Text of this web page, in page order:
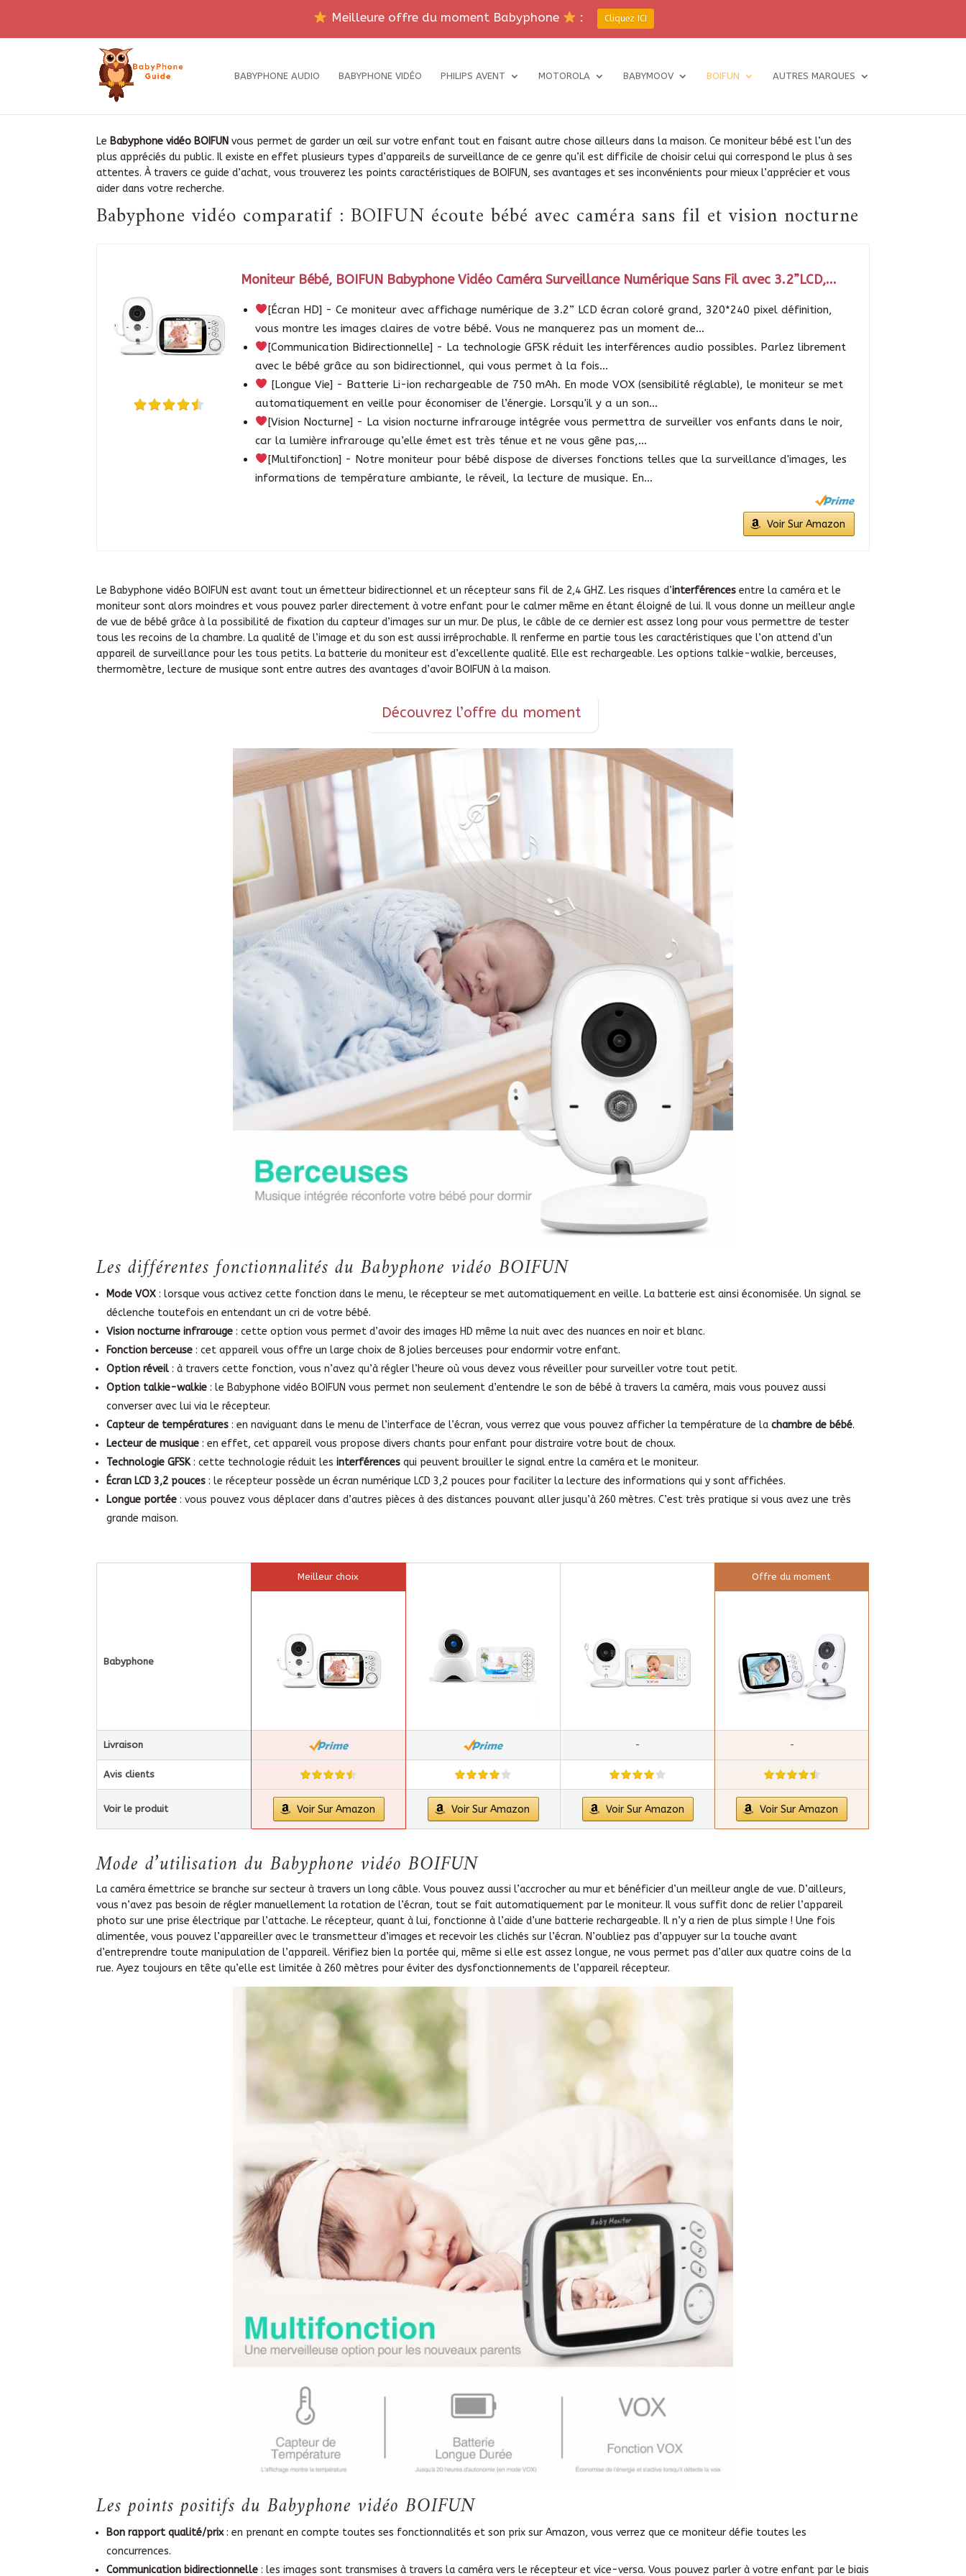
BABYPHONE AUDIO BABYPHONE VIDÉO PHILIPS AVENT MOTOROLA BABYMOOV BOIFUN AUTRES MARQUES
Le Babyphone vidéo BOIFUN vous permet de garder un œil sur votre enfant tout en faisant autre chose ailleurs dans la maison. Ce moniteur bébé est l’un des
plus appréciés du public. Il existe en effet plusieurs types d’appareils de surveillance de ce genre qu’il est difficile de choisir celui qui correspond le plus à ses
attentes. À travers ce guide d’achat, vous trouverez les points caractéristiques de BOIFUN, ses avantages et ses inconvénients pour mieux l’apprécier et vous
aider dans votre recherche.
Babyphone vidéo comparatif : BOIFUN écoute bébé avec caméra sans fil et vision nocturne
Moniteur Bébé, BOIFUN Babyphone Vidéo Caméra Surveillance Numérique Sans Fil avec 3.2”LCD,...
[Écran HD] - Ce moniteur avec affichage numérique de 3.2” LCD écran coloré grand, 320*240 pixel définition,
vous montre les images claires de votre bébé. Vous ne manquerez pas un moment de...
[Communication Bidirectionnelle] - La technologie GFSK réduit les interférences audio possibles. Parlez librement
avec le bébé grâce au son bidirectionnel, qui vous permet à la fois...
[Longue Vie] - Batterie Li-ion rechargeable de 750 mAh. En mode VOX (sensibilité réglable), le moniteur se met
automatiquement en veille pour économiser de l’énergie. Lorsqu'il y a un son...
[Vision Nocturne] - La vision nocturne infrarouge intégrée vous permettra de surveiller vos enfants dans le noir,
car la lumière infrarouge qu’elle émet est très ténue et ne vous gêne pas,...
[Multifonction] - Notre moniteur pour bébé dispose de diverses fonctions telles que la surveillance d'images, les
informations de température ambiante, le réveil, la lecture de musique. En...
Voir Sur Amazon
Le Babyphone vidéo BOIFUN est avant tout un émetteur bidirectionnel et un récepteur sans fil de 2,4 GHZ. Les risques d’interférences entre la caméra et le
moniteur sont alors moindres et vous pouvez parler directement à votre enfant pour le calmer même en étant éloigné de lui. Il vous donne un meilleur angle
de vue de bébé grâce à la possibilité de fixation du capteur d’images sur un mur. De plus, le câble de ce dernier est assez long pour vous permettre de tester
tous les recoins de la chambre. La qualité de l’image et du son est aussi irréprochable. Il renferme en partie tous les caractéristiques que l’on attend d’un
appareil de surveillance pour les tous petits. La batterie du moniteur est d’excellente qualité. Elle est rechargeable. Les options talkie-walkie, berceuses,
thermomètre, lecture de musique sont entre autres des avantages d’avoir BOIFUN à la maison.
Découvrez l’offre du moment
Les différentes fonctionnalités du Babyphone vidéo BOIFUN
Mode VOX : lorsque vous activez cette fonction dans le menu, le récepteur se met automatiquement en veille. La batterie est ainsi économisée. Un signal se
déclenche toutefois en entendant un cri de votre bébé.
Vision nocturne infrarouge : cette option vous permet d’avoir des images HD même la nuit avec des nuances en noir et blanc.
Fonction berceuse : cet appareil vous offre un large choix de 8 jolies berceuses pour endormir votre enfant.
Option réveil : à travers cette fonction, vous n’avez qu’à régler l’heure où vous devez vous réveiller pour surveiller votre tout petit.
Option talkie-walkie : le Babyphone vidéo BOIFUN vous permet non seulement d’entendre le son de bébé à travers la caméra, mais vous pouvez aussi
converser avec lui via le récepteur.
Capteur de températures : en naviguant dans le menu de l’interface de l’écran, vous verrez que vous pouvez afficher la température de lachambre de bébé.
Lecteur de musique : en effet, cet appareil vous propose divers chants pour enfant pour distraire votre bout de choux.
Technologie GFSK: cette technologie réduit lesinterférences qui peuvent brouiller le signal entre la caméra et le moniteur.
Écran LCD 3,2 pouces : le récepteur possède un écran numérique LCD 3,2 pouces pour faciliter la lecture des informations qui y sont affichées.
Longue portée: vous pouvez vous déplacer dans d’autres pièces à des distances pouvant aller jusqu’à 260 mètres. C’est très pratique si vous avez une très
grande maison.
Babyphone
Meilleur choix Offre du moment
Livraison - -
Avis clients
Voir le produit Voir Sur Amazon Voir Sur Amazon Voir Sur Amazon Voir Sur Amazon
Mode d’utilisation du Babyphone vidéo BOIFUN
La caméra émettrice se branche sur secteur à travers un long câble. Vous pouvez aussi l’accrocher au mur et bénéficier d’un meilleur angle de vue. D’ailleurs,
vous n’avez pas besoin de régler manuellement la rotation de l’écran, tout se fait automatiquement par le moniteur. Il vous suffit donc de relier l’appareil
photo sur une prise électrique par l’attache. Le récepteur, quant à lui, fonctionne à l’aide d’une batterie rechargeable. Il n’y a rien de plus simple ! Une fois
alimentée, vous pouvez l’appareiller avec le transmetteur d’images et recevoir les clichés sur l’écran. N’oubliez pas d’appuyer sur la touche avant
d’entreprendre toute manipulation de l’appareil. Vérifiez bien la portée qui, même si elle est assez longue, ne vous permet pas d’aller aux quatre coins de la
rue. Ayez toujours en tête qu’elle est limitée à 260 mètres pour éviter des dysfonctionnements de l’appareil récepteur.
Les points positifs du Babyphone vidéo BOIFUN
Bon rapport qualité/prix: en prenant en compte toutes ses fonctionnalités et son prix sur Amazon, vous verrez que ce moniteur défie toutes les
concurrences.
Communication bidirectionnelle : les images sont transmises à travers la caméra vers le récepteur et vice-versa. Vous pouvez parler à votre enfant par le biais
Meilleure offre du moment Babyphone : Cliquez ICI